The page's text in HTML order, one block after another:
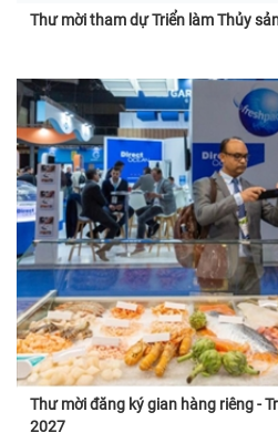
Thư mời tham dự Triển làm Thủy
Thư mời đăng ký gian hàng riêng -
2027